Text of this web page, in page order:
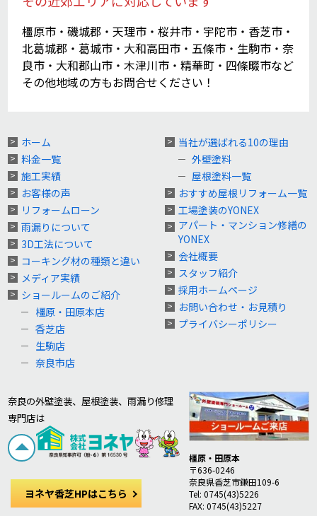
橿原市・磯城郡・天理市・桜井市・宇陀市・香芝市・
北葛城郡・葛城市・大和高田市・五條市・生駒市・奈
良市・大和郡山市・木津川市・精華町・四條畷市など
その他地域の方もお問合せください！
ホーム
料金一覧
施工実績
お客様の声
リフォームローン
雨漏りについて
3D工法について
コーキング材の種類と違い
メディア実績
ショールームのご紹介
橿原・田原本店
香芝店
生駒店
奈良市店
当社が選ばれる10の理由
外壁塗料
屋根塗料一覧
おすすめ屋根リフォーム一覧
工場塗装のYONEX
アパート・マンション修繕の
YONEX
会社概要
スタッフ紹介
採用ホームページ
お問い合わせ・お見積り
プライバシーポリシー
奈良の外壁塗装、屋根塗装、雨漏り修理
専門店は
ヨネヤ香芝HPはこちら
橿原・田原本
〒636-0246
奈良県香芝市鎌田109-6
Tel: 0745(43)5226
FAX: 0745(43)5227